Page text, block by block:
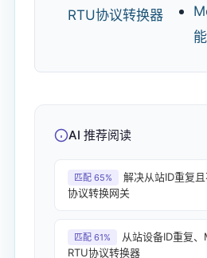
RTU协议转换器
AI 推荐阅读
匹配 65%
解决从站ID重复
协议转换网关
匹配 61%
从站设备ID重复
RTU协议转换器